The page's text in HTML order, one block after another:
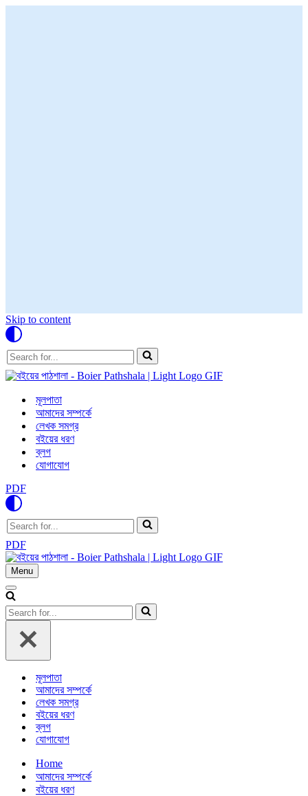
Skip to content
Search
for...
মূলপাতা
আমাদের সম্পর্কে
লেখক সমগ্র
বইয়ের ধরণ
ব্লগ
যোগাযোগ
PDF
Search
for...
PDF
Menu
Navigation
Navigation
Menu
Search
for...
মূলপাতা
আমাদের সম্পর্কে
লেখক সমগ্র
বইয়ের ধরণ
ব্লগ
যোগাযোগ
Home
আমাদের সম্পর্কে
বইয়ের ধরণ